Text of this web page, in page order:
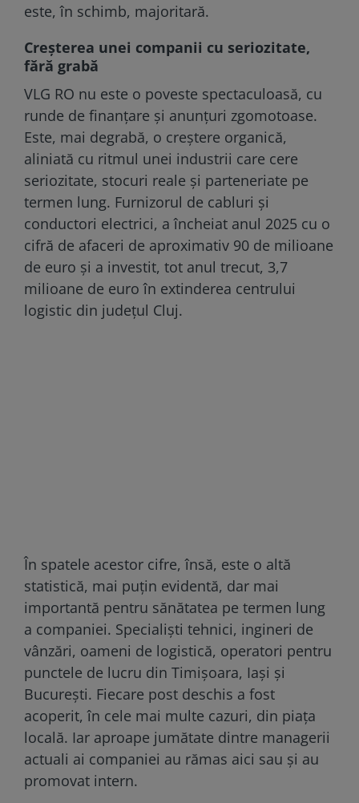
este, în schimb, majoritară.
Creșterea unei companii cu seriozitate,
fără grabă
VLG RO nu este o poveste spectaculoasă, cu
runde de finanțare și anunțuri zgomotoase.
Este, mai degrabă, o creștere organică,
aliniată cu ritmul unei industrii care cere
seriozitate, stocuri reale și parteneriate pe
termen lung. Furnizorul de cabluri și
conductori electrici, a încheiat anul 2025 cu o
cifră de afaceri de aproximativ 90 de milioane
de euro și a investit, tot anul trecut, 3,7
milioane de euro în extinderea centrului
logistic din județul Cluj.
În spatele acestor cifre, însă, este o altă
statistică, mai puțin evidentă, dar mai
importantă pentru sănătatea pe termen lung
a companiei. Specialiști tehnici, ingineri de
vânzări, oameni de logistică, operatori pentru
punctele de lucru din Timișoara, Iași și
București. Fiecare post deschis a fost
acoperit, în cele mai multe cazuri, din piața
locală. Iar aproape jumătate dintre managerii
actuali ai companiei au rămas aici sau și au
promovat intern.